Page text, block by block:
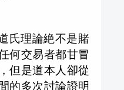
氏理論絶不是賭
何交易者都甘冒
但是道本人卻從
的多次討論證明